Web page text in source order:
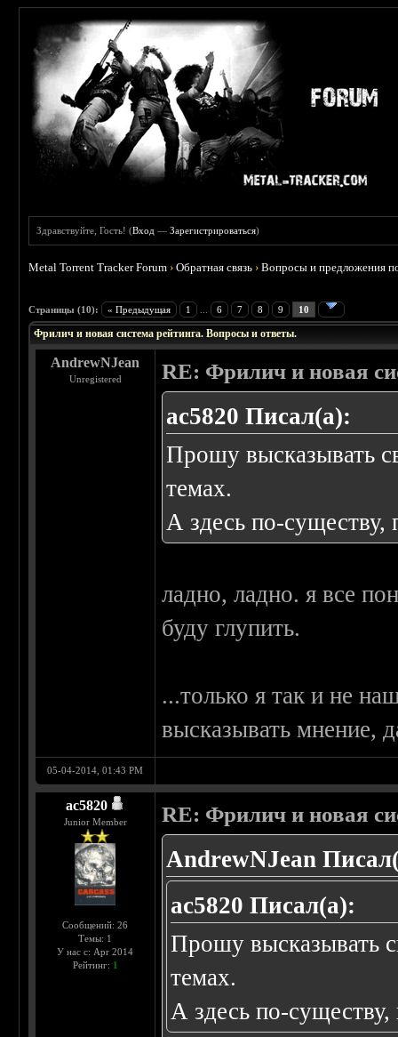
Здравствуйте, Гость! (Вход —Зарегистрироваться)
Metal Torrent Tracker Forum ›Обратная связь ›Вопросы и предложения
Страницы (10): « Предыдущая 1 6 7 8 9 10
Фрилич и новая система рейтинга. Вопросы и ответы.
AndrewNJean
Unregistered RE: Фрилич и новая
ac5820 Писал(а):
Прошу высказывать
темах.
А здесь по-существу,
ладно, ладно. я все
буду глупить.
...только я так и не
высказывать мнение,
05-04-2014, 01:43 PM
ac5820
Junior Member
Сообщений: 26
Темы: 1
У нас с: Apr 2014
Рейтинг: 1
RE: Фрилич и новая
AndrewNJean
ac5820 Писал(а):
Прошу высказывать
темах.
А здесь по-существу,